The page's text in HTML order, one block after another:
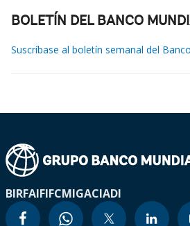
BOLETÍN DEL BANCO
Suscríbase al boletín semanal del
BIRFAIFIFCMIGACIADI